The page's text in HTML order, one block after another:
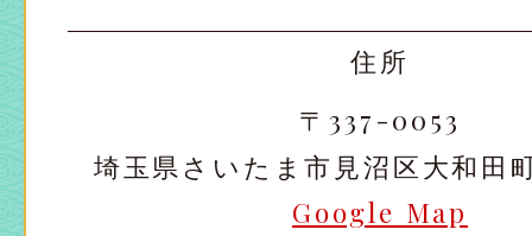
住所
〒337-0053
埼玉県さいたま市見沼区大和田
Google Map